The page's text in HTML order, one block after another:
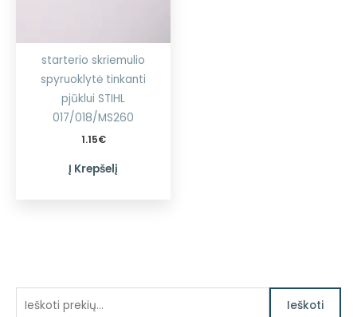
Ieškoti
starterio skriemulio
spyruoklytė tinkanti
pjūklui STIHL
017/018/MS260
1.15€
Į Krepšelį